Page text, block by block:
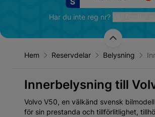
Har du inte reg nr?
Hem Reservdelar Belysning
Innerbelysning till
Volvo V50, en välkänd svensk
för sin prestanda och tillförlitlighet,